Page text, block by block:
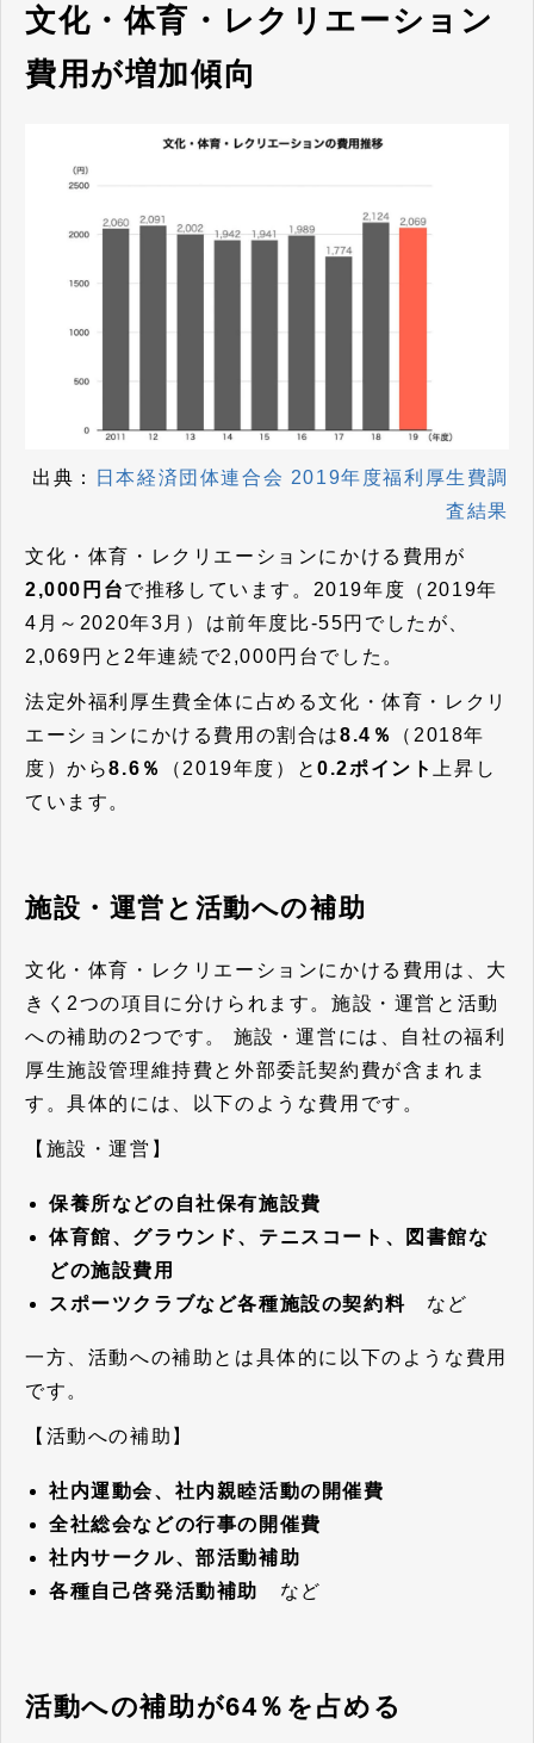
文化・体育・レクリエーション
費用が増加傾向
出典：
日本経済団体連合会 2019年度福利厚生費調
査結果
文化・体育・レクリエーションにかける費用が
2,000円台で推移しています。2019年度（2019年
4月～2020年3月）は前年度比-55円でしたが、
2,069円と2年連続で2,000円台でした。
法定外福利厚生費全体に占める文化・体育・レクリ
エーションにかける費用の割合は8.4％
（2018年
度）から8.6％ （2019年度）と0.2ポイント
上昇し
ています。
施設・運営と活動への補助
文化・体育・レクリエーションにかける費用は、大
きく2つの項目に分けられます。施設・運営と活動
への補助の2つです。 施設・運営には、自社の福利
厚生施設管理維持費と外部委託契約費が含まれま
す。具体的には、以下のような費用です。
【施設・運営】
保養所などの自社保有施設費
体育館、グラウンド、テニスコート、図書館な
どの施設費用
スポーツクラブなど各種施設の契約料 など
一方、活動への補助とは具体的に以下のような費用
です。
【活動への補助】
社内運動会、社内親睦活動の開催費
全社総会などの行事の開催費
社内サークル、部活動補助
各種自己啓発活動補助
など
活動への補助が64％を占める